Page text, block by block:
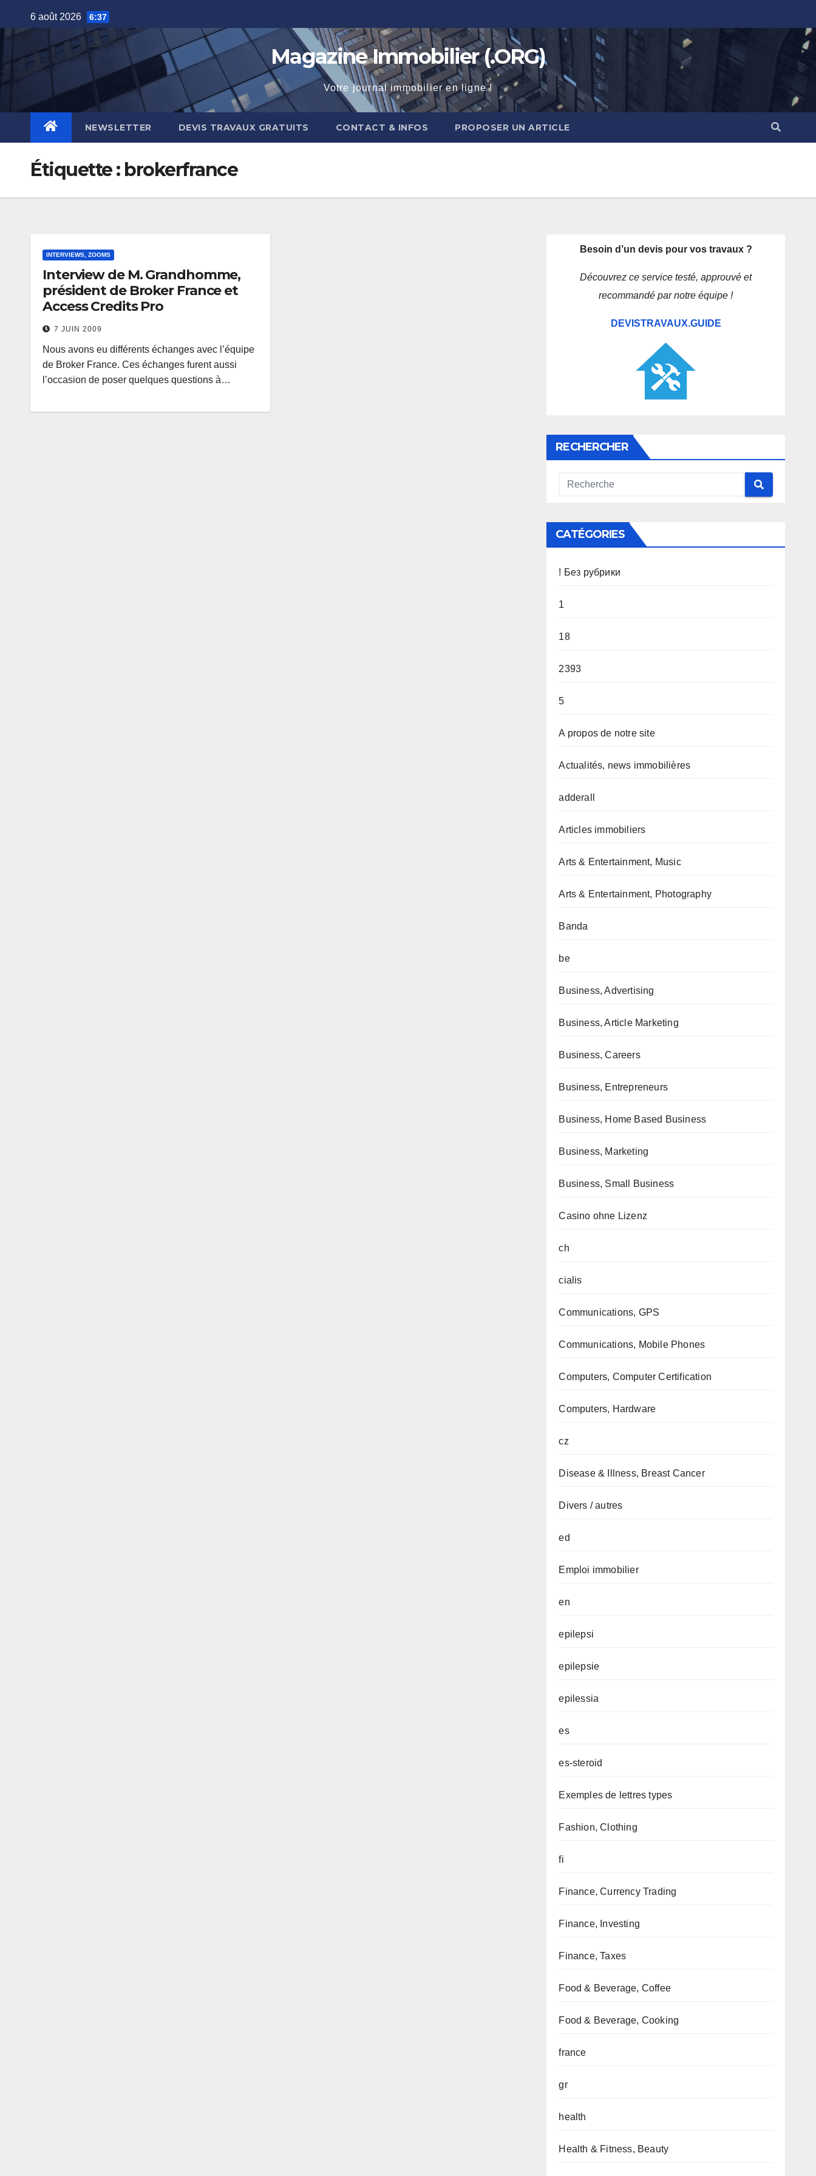
to
6 août 2026 6:37
Magazine Immobilier (.ORG)
Votre journal immobilier en ligne !
NEWSLETTER DEVIS TRAVAUX GRATUITS CONTACT & INFOS PROPOSER UN ARTICLE
Étiquette : brokerfrance
INTERVIEWS, ZOOMS
Interview de M. Grandhomme,
président de Broker France et
Access Credits Pro
7 JUIN 2009
Nous avons eu différents échanges avec l’équipe
de Broker France. Ces échanges furent aussi
l’occasion de poser quelques questions à…
Besoin d’un devis pour vos travaux ?
Découvrez ce service testé, approuvé et
recommandé par notre équipe !
DEVISTRAVAUX.GUIDE
RECHERCHER
CATÉGORIES
! Без рубрики
1
18
2393
5
A propos de notre site
Actualités, news immobilières
adderall
Articles immobiliers
Arts & Entertainment, Music
Arts & Entertainment, Photography
Banda
be
Business, Advertising
Business, Article Marketing
Business, Careers
Business, Entrepreneurs
Business, Home Based Business
Business, Marketing
Business, Small Business
Casino ohne Lizenz
ch
cialis
Communications, GPS
Communications, Mobile Phones
Computers, Computer Certification
Computers, Hardware
cz
Disease & Illness, Breast Cancer
Divers / autres
ed
Emploi immobilier
en
epilepsi
epilepsie
epilessia
es
es-steroid
Exemples de lettres types
Fashion, Clothing
fi
Finance, Currency Trading
Finance, Investing
Finance, Taxes
Food & Beverage, Coffee
Food & Beverage, Cooking
france
gr
health
Health & Fitness, Beauty